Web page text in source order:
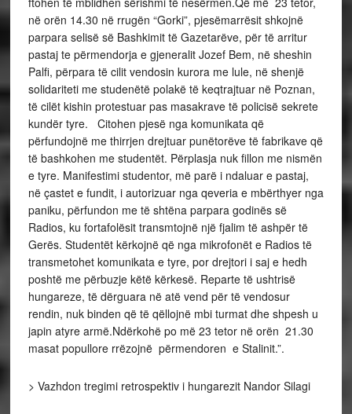
në orën 14.30 në rrugën “Gorki”, pjesëmarrësit shkojnë
parpara selisë së Bashkimit të Gazetarëve, për të arritur
pastaj te përmendorja e gjeneralit Jozef Bem, në sheshin
Palfi, përpara të cilit vendosin kurora me lule, në shenjë
solidariteti me studenëtë polakë të keqtrajtuar në Poznan,
të cilët kishin protestuar pas masakrave të policisë sekrete
kundër tyre. Citohen pjesë nga komunikata që
përfundojnë me thirrjen drejtuar punëtorëve të fabrikave që
të bashkohen me studentët. Përplasja nuk fillon me nismën
e tyre. Manifestimi studentor, më parë i ndaluar e pastaj,
në çastet e fundit, i autorizuar nga qeveria e mbërthyer nga
paniku, përfundon me të shtëna parpara godinës së
Radios, ku fortafolësit transmtojnë një fjalim të ashpër të
Gerës. Studentët kërkojnë që nga mikrofonët e Radios të
transmetohet komunikata e tyre, por drejtori i saj e hedh
poshtë me përbuzje këtë kërkesë. Reparte të ushtrisë
hungareze, të dërguara në atë vend për të vendosur
rendin, nuk binden që të qëllojnë mbi turmat dhe shpesh u
japin atyre armë.Ndërkohë po më 23 tetor në orën 21.30
masat popullore rrëzojnë përmendoren e Stalinit.”.
> Vazhdon tregimi retrospektiv i hungarezit Nandor Silagi